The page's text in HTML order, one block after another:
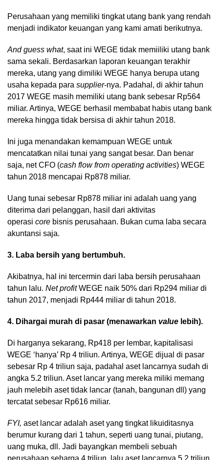
Perusahaan yang memiliki tingkat utang bank yang rendah
menjadi indikator keuangan yang kami amati berikutnya.
And guess what, saat ini WEGE tidak memiiliki utang bank
sama sekali. Berdasarkan laporan keuangan terakhir
mereka, utang yang dimiliki WEGE hanya berupa utang
usaha kepada para supplier-nya. Padahal, di akhir tahun
2017 WEGE masih memiliki utang bank sebesar Rp564
miliar. Artinya, WEGE berhasil membabat habis utang bank
mereka hingga tidak bersisa di akhir tahun 2018.
Ini juga menandakan kemampuan WEGE untuk
mencatatkan nilai tunai yang sangat besar. Dan benar
saja, net CFO (cash flow from operating activities) WEGE
tahun 2018 mencapai Rp878 miliar.
Uang tunai sebesar Rp878 miliar ini adalah uang yang
diterima dari pelanggan, hasil dari aktivitas
operasi core bisnis perusahaan. Bukan cuma laba secara
akuntansi saja.
3. Laba bersih yang bertumbuh.
Akibatnya, hal ini tercermin dari laba bersih perusahaan
tahun lalu. Net profitWEGE naik 50% dari Rp294 miliar di
tahun 2017, menjadi Rp444 miliar di tahun 2018.
4. Dihargai murah di pasar (menawarkan value lebih).
Di harganya sekarang, Rp418 per lembar, kapitalisasi
WEGE ‘hanya’ Rp 4 triliun. Artinya, WEGE dijual di pasar
sebesar Rp 4 triliun saja, padahal aset lancarnya sudah di
angka 5.2 triliun. Aset lancar yang mereka miliki memang
jauh melebih aset tidak lancar (tanah, bangunan dll) yang
tercatat sebesar Rp616 miliar.
FYI, aset lancar adalah aset yang tingkat likuiditasnya
berumur kurang dari 1 tahun, seperti uang tunai, piutang,
uang muka, dll. Jadi bayangkan membeli sebuah